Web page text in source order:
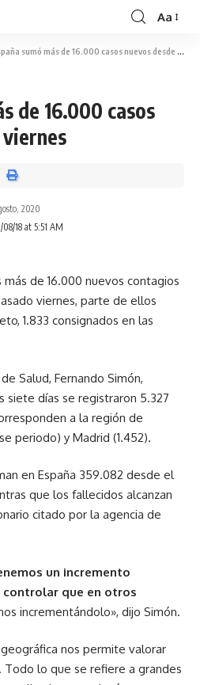
Aa
sumó más de 16.000 casos nuevos desde el viernes
de 16.000 casos
18 at 5:51 AM
2020
de 16.000 nuevos contagios
viernes, parte de ellos
1.833 consignados en las
Salud, Fernando Simón,
siete días se registraron 5.327
a la región de
periodo) y Madrid (1.452).
en España 359.082 desde el
que los fallecidos alcanzan
citado por la agencia de
un incremento
que en otros
incrementándolo», dijo Simón.
nos permite valorar
lo que se refiere a grandes